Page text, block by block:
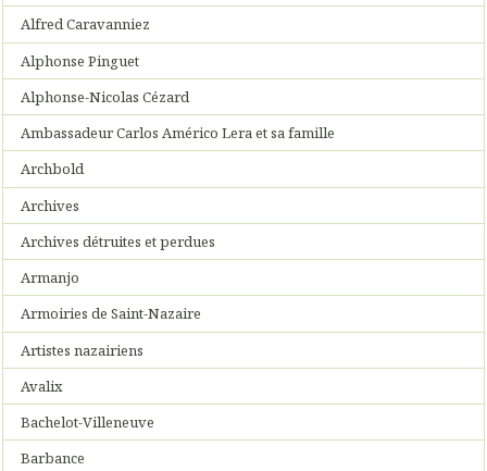
Alfred Caravanniez
Alphonse Pinguet
Alphonse-Nicolas Cézard
Ambassadeur Carlos Américo Lera et sa famille
Archbold
Archives
Archives détruites et perdues
Armanjo
Armoiries de Saint-Nazaire
Artistes nazairiens
Avalix
Bachelot-Villeneuve
Barbance